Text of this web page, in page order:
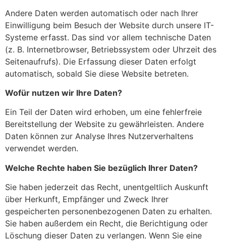
Andere Daten werden automatisch oder nach Ihrer
Einwilligung beim Besuch der Website durch unsere IT-
Systeme erfasst. Das sind vor allem technische Daten
(z. B. Internetbrowser, Betriebssystem oder Uhrzeit des
Seitenaufrufs). Die Erfassung dieser Daten erfolgt
automatisch, sobald Sie diese Website betreten.
Wofür nutzen wir Ihre Daten?
Ein Teil der Daten wird erhoben, um eine fehlerfreie
Bereitstellung der Website zu gewährleisten. Andere
Daten können zur Analyse Ihres Nutzerverhaltens
verwendet werden.
Welche Rechte haben Sie bezüglich Ihrer Daten?
Sie haben jederzeit das Recht, unentgeltlich Auskunft
über Herkunft, Empfänger und Zweck Ihrer
gespeicherten personenbezogenen Daten zu erhalten.
Sie haben außerdem ein Recht, die Berichtigung oder
Löschung dieser Daten zu verlangen. Wenn Sie eine